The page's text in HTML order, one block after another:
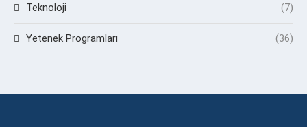
Teknoloji (7)
Yetenek Programları (36)